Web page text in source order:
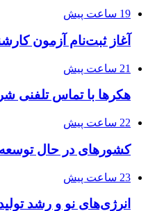
19 ساعت پیش
آغاز ثبت‌نام‌ آزمون
21 ساعت پیش
هکرها با تماس تلفنی
22 ساعت پیش
کشورهای در حال
23 ساعت پیش
انرژی‌های نو و رشد